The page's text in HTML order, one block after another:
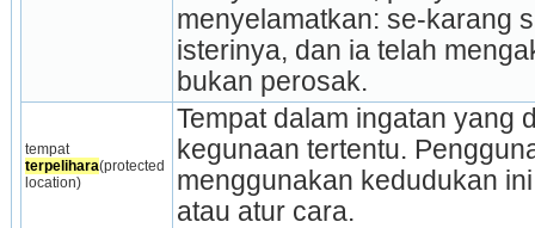
menyelamatkan: se-karang
isterinya, dan ia telah
bukan perosak.
tempat
terpelihara(protected
location)
Tempat dalam ingatan yang
kegunaan tertentu.
menggunakan kedudukan
atau atur cara.